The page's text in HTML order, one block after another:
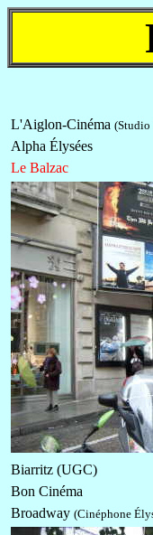
L'Aiglon-Cinéma (Studio
Alpha Élysées
Le Balzac
Biarritz (UGC)
Bon Cinéma
Broadway (Cinéphone